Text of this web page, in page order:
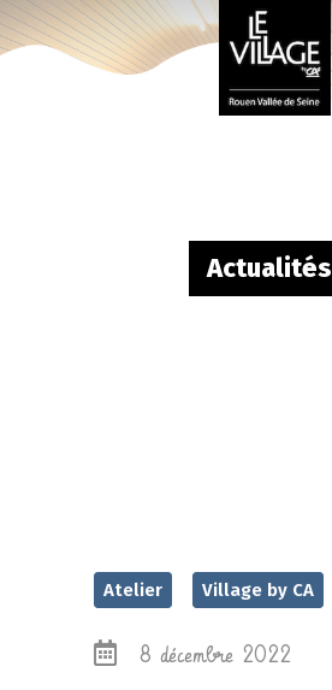
Actualités
Atelier Village by CA
8 décembre 2022